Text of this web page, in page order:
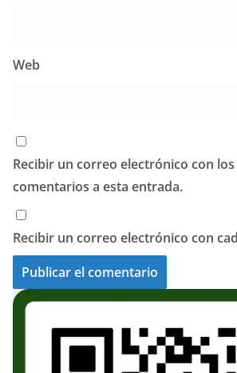
Web
Recibir un correo electrónico con
comentarios a esta entrada.
Recibir un correo electrónico con